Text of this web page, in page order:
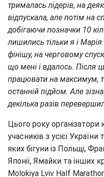
трималась лідерів, на
відпускала, але потім на
добігаючи позначки 10
лишились тільки я і Марія
фінішу, на черговому
що мені і вдалось. Після
працювати на максимум,
останній підйом. Але
декілька разів
Цього року організатори
учасників з усієї України
яких бігуни із Польщі,
Японії, Ямайки та інших
Molokiya Lviv Half